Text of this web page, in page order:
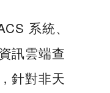
系統、
訊雲端查
針對非天